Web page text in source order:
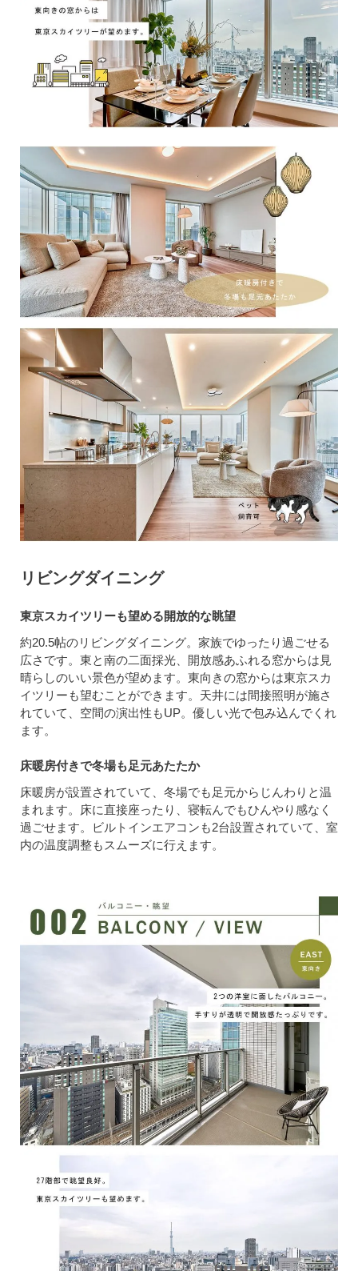
リビングダイニング
東京スカイツリーも望める開放的な眺望
約20.5帖のリビングダイニング。家族でゆったり過ごせる
広さです。東と南の二面採光、開放感あふれる窓からは見
晴らしのいい景色が望めます。東向きの窓からは東京スカ
イツリーも望むことができます。天井には間接照明が施さ
れていて、空間の演出性もUP。優しい光で包み込んでくれ
ます。
床暖房付きで冬場も足元あたたか
床暖房が設置されていて、冬場でも足元からじんわりと温
まれます。床に直接座ったり、寝転んでもひんやり感なく
過ごせます。ビルトインエアコンも2台設置されていて、室
内の温度調整もスムーズに行えます。